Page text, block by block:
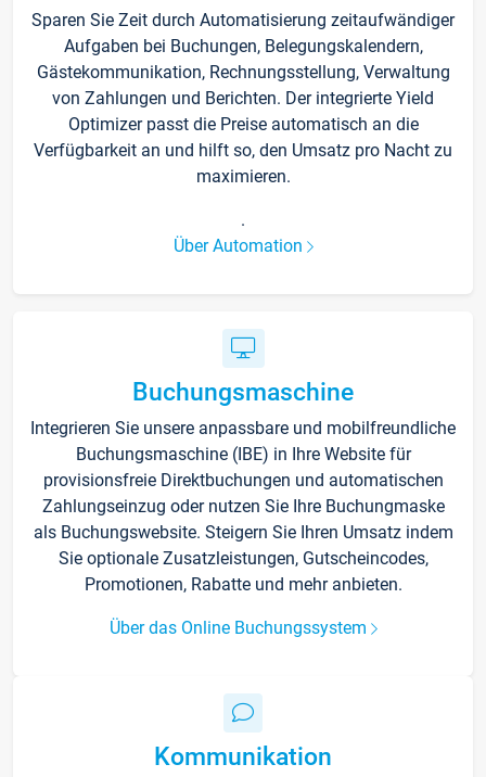
Sparen Sie Zeit durch Automatisierung zeitaufwändiger
Aufgaben bei Buchungen, Belegungskalendern,
Gästekommunikation, Rechnungsstellung, Verwaltung
von Zahlungen und Berichten. Der integrierte Yield
Optimizer passt die Preise automatisch an die
Verfügbarkeit an und hilft so, den Umsatz pro Nacht zu
maximieren.
.
Über Automation
Buchungsmaschine
Integrieren Sie unsere anpassbare und mobilfreundliche
Buchungsmaschine (IBE) in Ihre Website für
provisionsfreie Direktbuchungen und automatischen
Zahlungseinzug oder nutzen Sie Ihre Buchungmaske
als Buchungswebsite. Steigern Sie Ihren Umsatz indem
Sie optionale Zusatzleistungen, Gutscheincodes,
Promotionen, Rabatte und mehr anbieten.
Über das Online Buchungssystem
Kommunikation